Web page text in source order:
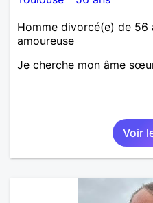
Homme divorcé(e) de 56
amoureuse
Je cherche mon âme
Voir